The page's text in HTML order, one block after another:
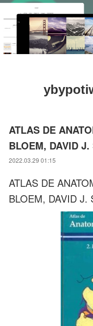
ATLAS DE
BLOEM, DAVID
2022.03.29 01:15
ATLAS DE
BLOEM, DAVID J.